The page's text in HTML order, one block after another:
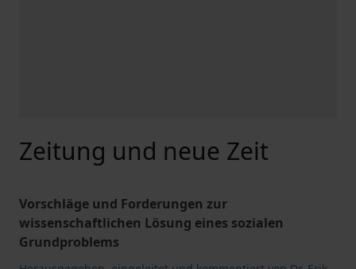
Zeitung und neue Zeit
Vorschläge und Forderungen zur
wissenschaftlichen Lösung eines sozialen
Grundproblems